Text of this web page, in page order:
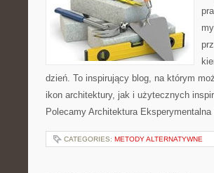
dzień. To inspirujący blog, na którym
ikon architektury, jak i użytecznych
Polecamy Architektura
CATEGORIES: METODY ALTERNATYWNE